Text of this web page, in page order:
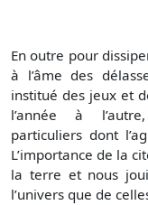
En outre pour
à l’âme des
institué des jeux et
l’année à
particuliers dont
L’importance de la
la terre et nous
l’univers que de